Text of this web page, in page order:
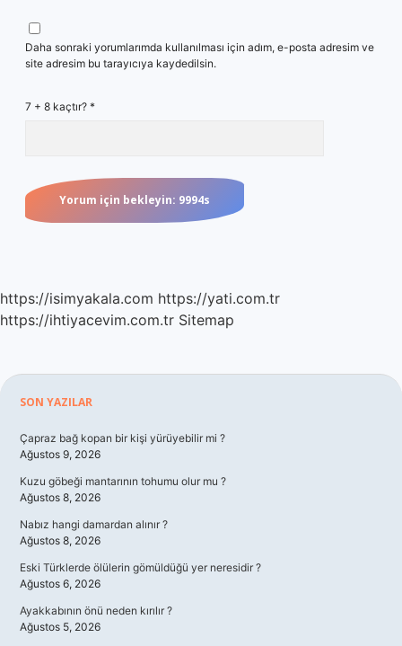
Daha sonraki yorumlarımda kullanılması için adım, e-posta adresim ve
site adresim bu tarayıcıya kaydedilsin.
7 + 8 kaçtır? *
https://isimyakala.com https://yati.com.tr
https://ihtiyacevim.com.tr Sitemap
Sidebar
SON YAZILAR
Çapraz bağ kopan bir kişi yürüyebilir mi ?
Ağustos 9, 2026
Kuzu göbeği mantarının tohumu olur mu ?
Ağustos 8, 2026
Nabız hangi damardan alınır ?
Ağustos 8, 2026
Eski Türklerde ölülerin gömüldüğü yer neresidir ?
Ağustos 6, 2026
Ayakkabının önü neden kırılır ?
Ağustos 5, 2026